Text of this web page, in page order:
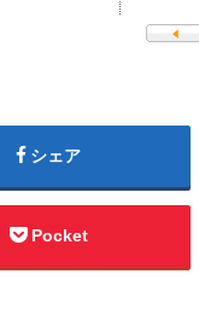
シェア
Pocket